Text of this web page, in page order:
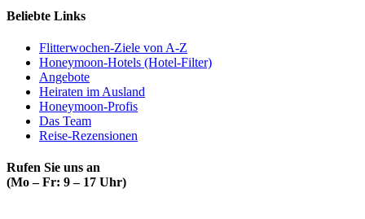
Beliebte Links
Flitterwochen-Ziele von A-Z
Honeymoon-Hotels (Hotel-Filter)
Angebote
Heiraten im Ausland
Honeymoon-Profis
Das Team
Reise-Rezensionen
Rufen Sie uns an
(Mo – Fr: 9 – 17 Uhr)